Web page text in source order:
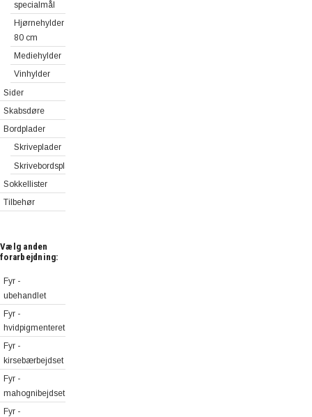
specialmål
Hjørnehylder
80 cm
Mediehylder
Vinhylder
Sider
Skabsdøre
Bordplader
Skriveplader
Skrivebordsplader
Sokkellister
Tilbehør
Vælg anden
forarbejdning:
Fyr -
ubehandlet
Fyr -
hvidpigmenteret
Fyr -
kirsebærbejdset
Fyr -
mahognibejdset
Fyr -